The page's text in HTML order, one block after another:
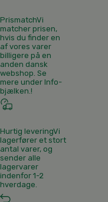
PrismatchVi
matcher prisen,
hvis du finder en
af vores varer
billigere på en
anden dansk
webshop. Se
mere under Info-
bjælken.!
Hurtig leveringVi
lagerfører et stort
antal varer, og
sender alle
lagervarer
indenfor 1-2
hverdage.